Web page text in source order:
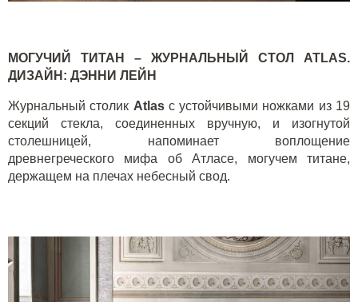
МОГУЧИЙ ТИТАН – ЖУРНАЛЬНЫЙ СТОЛ ATLAS.
ДИЗАЙН : ДЭННИ ЛЕЙН
Журнальный столик Atlas с устойчивыми ножками из 19
секций стекла, соединенных вручную, и изогнутой
столешницей, напоминает воплощение
древнегреческого мифа об Атласе, могучем титане,
держащем на плечах небесный свод.